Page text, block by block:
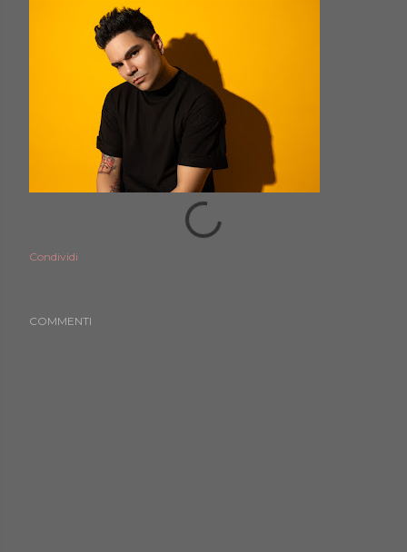
Condividi
COMMENTI